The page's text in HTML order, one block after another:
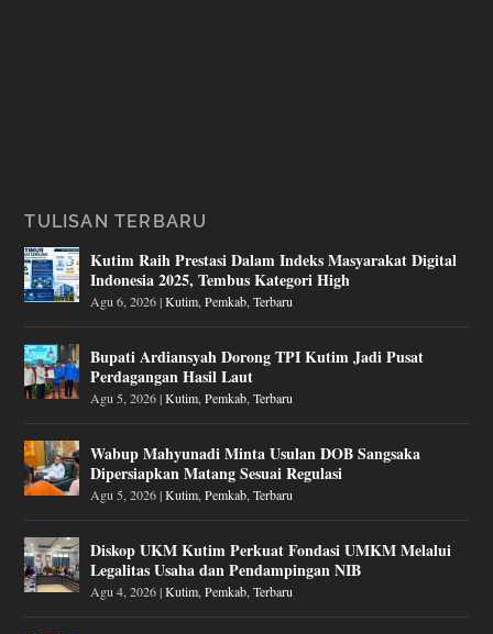
TULISAN TERBARU
Kutim Raih Prestasi Dalam Indeks Masyarakat Digital
Indonesia 2025, Tembus Kategori High
Agu 6, 2026|Kutim ,Pemkab ,Terbaru
Bupati Ardiansyah Dorong TPI Kutim Jadi Pusat
Perdagangan Hasil Laut
Agu 5, 2026|Kutim ,Pemkab ,Terbaru
Wabup Mahyunadi Minta Usulan DOB Sangsaka
Dipersiapkan Matang Sesuai Regulasi
Agu 5, 2026|Kutim ,Pemkab ,Terbaru
Diskop UKM Kutim Perkuat Fondasi UMKM Melalui
Legalitas Usaha dan Pendampingan NIB
Agu 4, 2026|Kutim ,Pemkab ,Terbaru